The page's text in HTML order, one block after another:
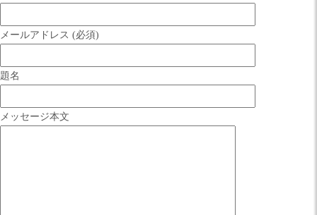
メールアドレス (必須)
題名
メッセージ本文